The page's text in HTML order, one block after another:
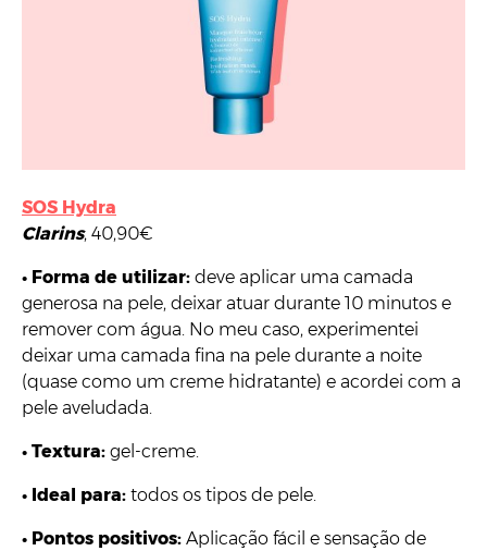
SOS Hydra
Clarins, 40,90€
• Forma de utilizar: deve aplicar uma camada
generosa na pele, deixar atuar durante 10 minutos e
remover com água. No meu caso, experimentei
deixar uma camada fina na pele durante a noite
(quase como um creme hidratante) e acordei com a
pele aveludada.
• Textura: gel-creme.
• Ideal para: todos os tipos de pele.
• Pontos positivos: Aplicação fácil e sensação de